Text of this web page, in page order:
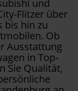
und
Flitzer über
bis hin zu
Ob
Ausstattung
in Top-
Sie Qualität,